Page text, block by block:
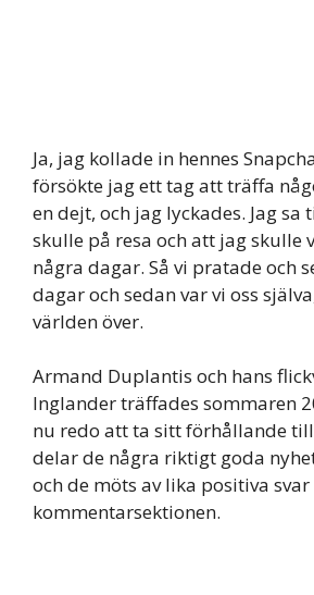
Ja, jag kollade in hennes
försökte jag ett tag att träffa
en dejt, och jag lyckades. Jag
skulle på resa och att jag skulle
några dagar. Så vi pratade och
dagar och sedan var vi oss
världen över.
Armand Duplantis och hans
Inglander träffades sommaren
nu redo att ta sitt förhållande
delar de några riktigt goda
och de möts av lika positiva svar
kommentarsektionen.